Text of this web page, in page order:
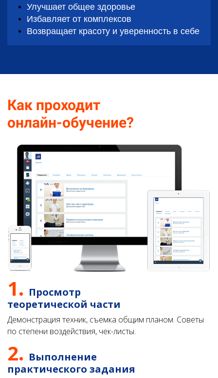
Улучшает общее здоровье
Избавляет от комплексов
Возвращает красоту и уверенность в себе
Как проходит
онлайн-обучение?
1. Просмотр
теоретической части
Демонстрация техник, съемка общим планом. Советы
по степени воздействия, чек-листы.
2. Выполнение
практического задания